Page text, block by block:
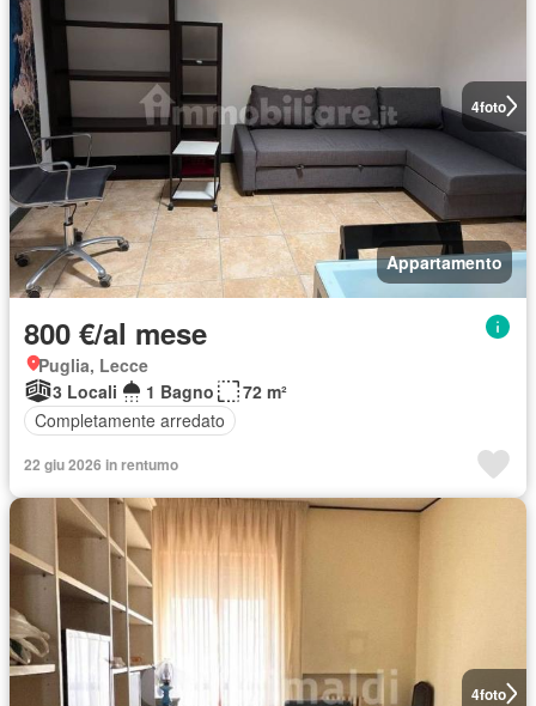
4foto
Appartamento
800 €/al mese
Puglia, Lecce
3 Locali
1 Bagno
72 m²
Completamente arredato
22 giu 2026 in rentumo
4foto